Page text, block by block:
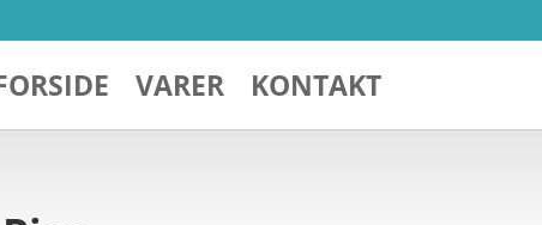
VARER KONTAKT